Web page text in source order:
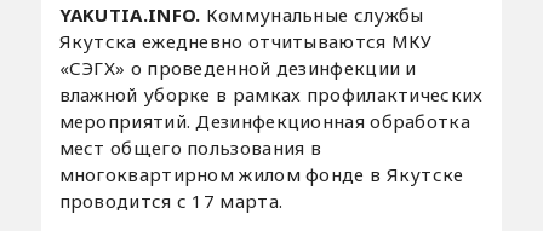
YAKUTIA.INFO. Коммунальные службы
Якутска ежедневно отчитываются МКУ
«СЭГХ» о проведенной дезинфекции и
влажной уборке в рамках профилактических
мероприятий. Дезинфекционная обработка
мест общего пользования в
многоквартирном жилом фонде в Якутске
проводится с 17 марта.